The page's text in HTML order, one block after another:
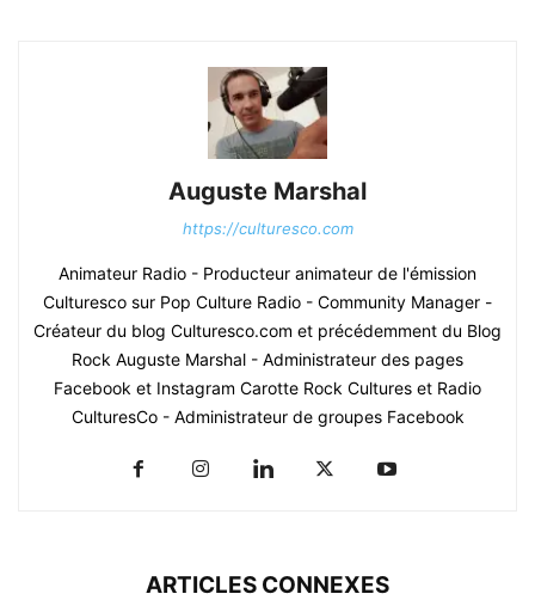
Auguste Marshal
https://culturesco.com
Animateur Radio - Producteur animateur de l'émission
Culturesco sur Pop Culture Radio - Community Manager -
Créateur du blog Culturesco.com et précédemment du Blog
Rock Auguste Marshal - Administrateur des pages
Facebook et Instagram Carotte Rock Cultures et Radio
CulturesCo - Administrateur de groupes Facebook
ARTICLES CONNEXES